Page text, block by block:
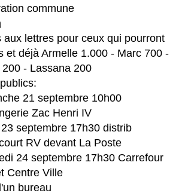
commune
aux lettres pour ceux qui pourront
et déjà Armelle 1.000 - Marc 700 -
200 - Lassana 200
21 septembre 10h00
Zac Henri IV
septembre 17h30 distrib
RV devant La Poste
24 septembre 17h30 Carrefour
Centre Ville
bureau